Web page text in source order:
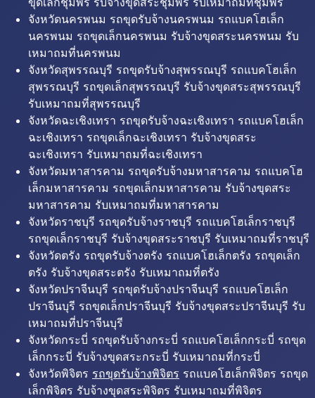
จังหวัดนครพนม รถขุดรับจ้างนครพนม รถแบคโฮเล็ก
นครพนม รถขุดเล็กนครพนม รับจ้างขุดสระนครพนม รับ
เหมาถมที่นครพนม
จังหวัดสุพรรณบุรี รถขุดรับจ้างสุพรรณบุรี รถแบคโฮเล็ก
สุพรรณบุรี รถขุดเล็กสุพรรณบุรี รับจ้างขุดสระสุพรรณบุรี
รับเหมาถมที่สุพรรณบุรี
จังหวัดฉะเชิงเทรา รถขุดรับจ้างฉะเชิงเทรา รถแบคโฮเล็ก
ฉะเชิงเทรา รถขุดเล็กฉะเชิงเทรา รับจ้างขุดสระ
ฉะเชิงเทรา รับเหมาถมที่ฉะเชิงเทรา
จังหวัดมหาสารคาม รถขุดรับจ้างมหาสารคาม รถแบคโฮ
เล็กมหาสารคาม รถขุดเล็กมหาสารคาม รับจ้างขุดสระ
มหาสารคาม รับเหมาถมที่มหาสารคาม
จังหวัดราชบุรี รถขุดรับจ้างราชบุรี รถแบคโฮเล็กราชบุรี
รถขุดเล็กราชบุรี รับจ้างขุดสระราชบุรี รับเหมาถมที่ราชบุรี
จังหวัดตรัง รถขุดรับจ้างตรัง รถแบคโฮเล็กตรัง รถขุดเล็ก
ตรัง รับจ้างขุดสระตรัง รับเหมาถมที่ตรัง
จังหวัดปราจีนบุรี รถขุดรับจ้างปราจีนบุรี รถแบคโฮเล็ก
ปราจีนบุรี รถขุดเล็กปราจีนบุรี รับจ้างขุดสระปราจีนบุรี รับ
เหมาถมที่ปราจีนบุรี
จังหวัดกระบี่ รถขุดรับจ้างกระบี่ รถแบคโฮเล็กกระบี่ รถขุด
เล็กกระบี่ รับจ้างขุดสระกระบี่ รับเหมาถมที่กระบี่
จังหวัดพิจิตร รถขุดรับจ้างพิจิตร รถแบคโฮเล็กพิจิตร รถขุด
เล็กพิจิตร รับจ้างขุดสระพิจิตร รับเหมาถมที่พิจิตร